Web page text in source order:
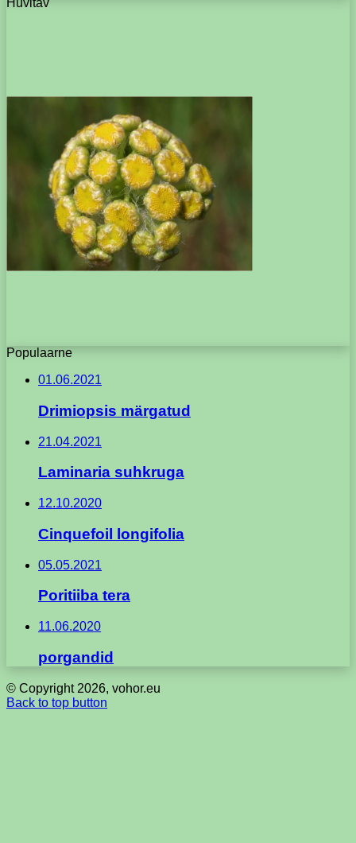
Huvitav
Populaarne
01.06.2021
Drimiopsis märgatud
21.04.2021
Laminaria suhkruga
12.10.2020
Cinquefoil longifolia
05.05.2021
Poritiiba tera
11.06.2020
porgandid
© Copyright 2026, vohor.eu
Back to top button